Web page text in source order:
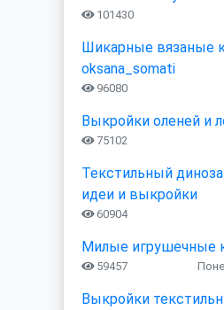
101430
Шикарные вязаные
oksana_somati
96080
Выкройки оленей и
75102
Текстильный
идеи и выкройки
60904
Милые игрушечные
59457
Выкройки